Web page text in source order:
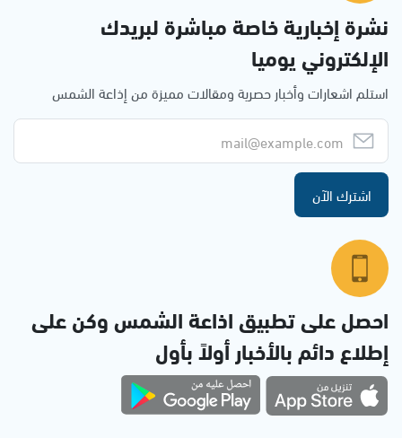
نشرة إخبارية خاصة مباشرة لبريدك
الإلكتروني يوميا
استلم اشعارات وأخبار حصرية ومقالات مميزة من إذاعة الشمس
اشترك الآن
احصل على تطبيق اذاعة الشمس وكن على
إطلاع دائم بالأخبار أولاً بأول